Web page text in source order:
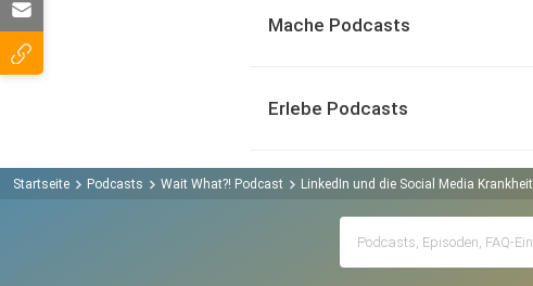
Mache Podcasts
Erlebe Podcasts
Startseite Podcasts Wait What?! Podcast LinkedIn und die Social Media Krankheit